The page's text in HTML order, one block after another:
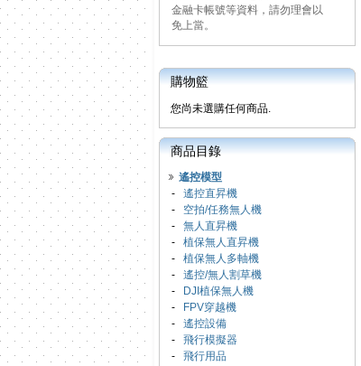
金融卡帳號等資料，請勿理會以
免上當。
購物籃
您尚未選購任何商品.
商品目錄
遙控模型
- 遙控直昇機
- 空拍/任務無人機
- 無人直昇機
- 植保無人直昇機
- 植保無人多軸機
- 遙控/無人割草機
-
DJI植保無人機
-
FPV穿越機
- 遙控設備
- 飛行模擬器
- 飛行用品